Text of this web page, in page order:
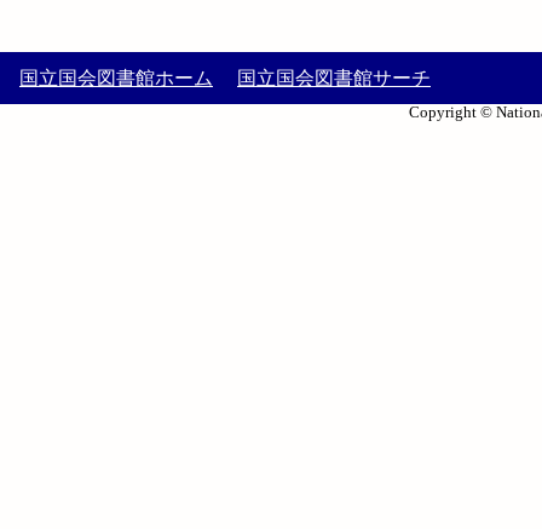
国立国会図書館ホーム 国立国会図書館サーチ
Copyright ©